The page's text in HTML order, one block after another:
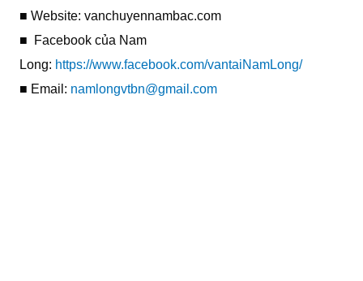
■ Website: vanchuyennambac.com
■ Facebook của Nam
Long: https://www.facebook.com/vantaiNamLong/
■ Email: namlongvtbn@gmail.com